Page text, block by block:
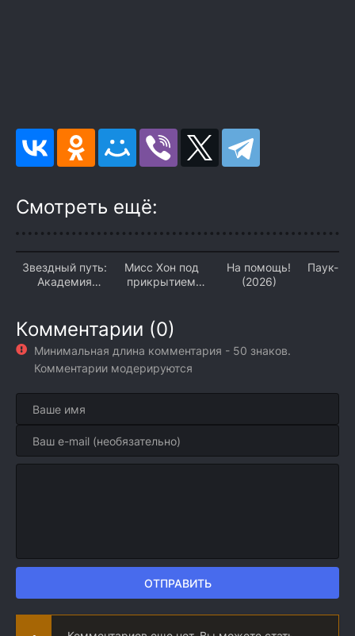
Смотреть ещё:
Звездный путь:
Академия
Мисс Хон под
прикрытием
На помощь!
(2026)
Паук-
Комментарии (0)
Минимальная длина комментария - 50 знаков.
Комментарии модерируются
ОТПРАВИТЬ